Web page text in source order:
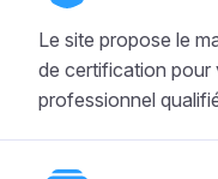
Le site propose le
de certification pour
professionnel